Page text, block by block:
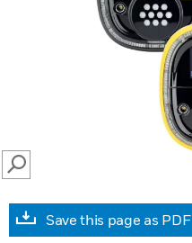
SEARCH
Save this page as PDF